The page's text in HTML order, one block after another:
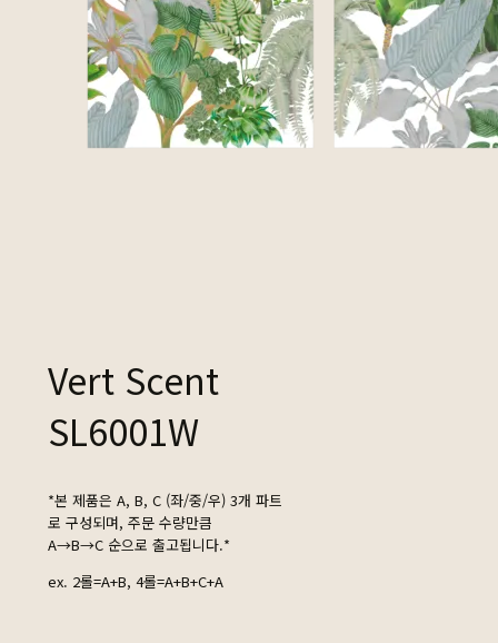
Vert Scent
SL6001W
*본 제품은 A, B, C (좌/중/우) 3개 파트
로 구성되며, 주문 수량만큼
A→B→C 순으로 출고됩니다.*
ex. 2롤=A+B, 4롤=A+B+C+A